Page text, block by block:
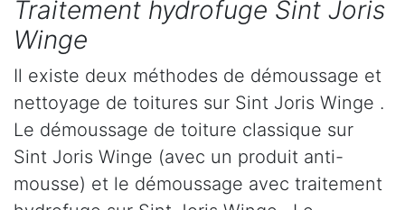
Traitement hydrofuge Sint Joris
Winge
Il existe deux méthodes de démoussage et
nettoyage de toitures sur Sint Joris Winge .
Le démoussage de toiture classique sur
Sint Joris Winge (avec un produit anti-
mousse) et le démoussage avec traitement